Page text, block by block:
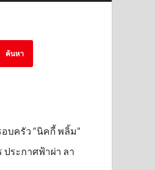
ค้นหา
บครัว “นิคกี้ พลิ้ม”
ประกาศฟ้าผ่า ลา